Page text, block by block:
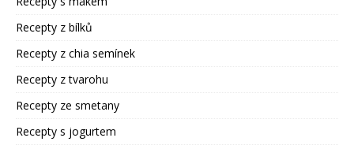
Recepty z bílků
Recepty z chia semínek
Recepty z tvarohu
Recepty ze smetany
Recepty s jogurtem